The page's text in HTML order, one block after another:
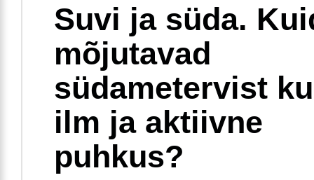
Suvi ja süda.
mõjutavad
südametervist
ilm ja aktiivne
puhkus?